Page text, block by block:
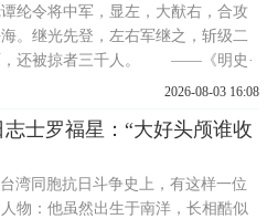
纶令将中军，显左，大猷右，合攻
。继光先登，左右军继之，斩级二
，还被掠者三千人。 ——《明史·
传》平海沙滩，位于福建省莆田市秀
户所城、南日水寨形成联防体系。
戚继光、俞大猷、刘显三路合围，
卫大败倭寇，史称平海卫大...
2026-08-03 16:08
士罗福星：“大好头颅谁收
湾同胞抗日斗争史上，有这样一位
物：他虽然出生于南洋，长相酷似